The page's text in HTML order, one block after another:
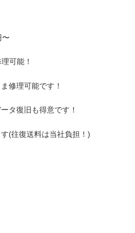
〜
可能！
修理可能です！
タ復旧も得意です！
(往復送料は当社負担！)